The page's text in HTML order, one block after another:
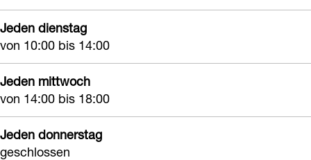
t
h
e
e
V
i
o
t
h
e
k
Jeden dienstag
von 10:00 bis 14:00
Jeden mittwoch
von 14:00 bis 18:00
Jeden donnerstag
geschlossen